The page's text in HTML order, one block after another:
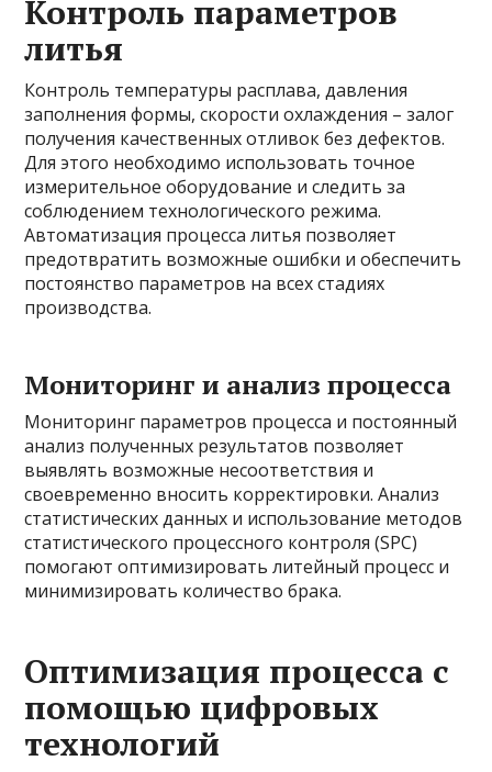
Контроль параметров
литья
Контроль температуры расплава, давления
заполнения формы, скорости охлаждения – залог
получения качественных отливок без дефектов.
Для этого необходимо использовать точное
измерительное оборудование и следить за
соблюдением технологического режима.
Автоматизация процесса литья позволяет
предотвратить возможные ошибки и обеспечить
постоянство параметров на всех стадиях
производства.
Мониторинг и анализ процесса
Мониторинг параметров процесса и постоянный
анализ полученных результатов позволяет
выявлять возможные несоответствия и
своевременно вносить корректировки. Анализ
статистических данных и использование методов
статистического процессного контроля (SPC)
помогают оптимизировать литейный процесс и
минимизировать количество брака.
Оптимизация процесса с
помощью цифровых
технологий